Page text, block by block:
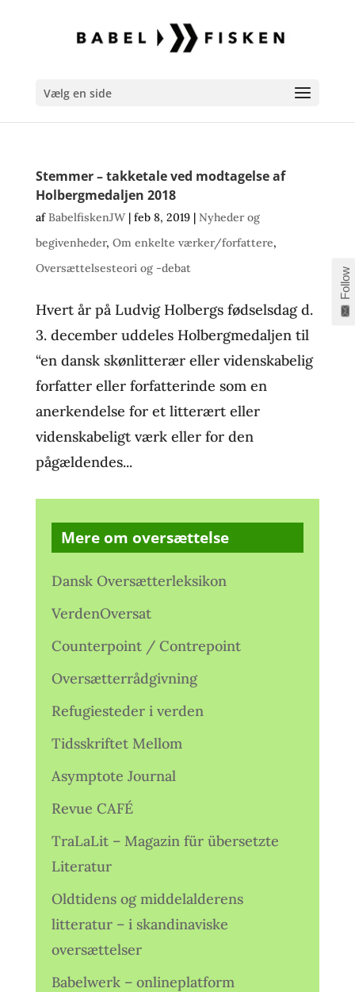
Vælg en side
Stemmer – takketale ved modtagelse af
Holbergmedaljen 2018
afBabelfiskenJW| feb 8, 2019| Nyheder og
begivenheder, Om enkelte værker/forfattere,
Oversættelsesteori og -debat
Hvert år på Ludvig Holbergs fødselsdag d.
3. december uddeles Holbergmedaljen til
“en dansk skønlitterær eller videnskabelig
forfatter eller forfatterinde som en
anerkendelse for et litterært eller
videnskabeligt værk eller for den
pågældendes...
Mere om oversættelse
Dansk Oversætterleksikon
VerdenOversat
Counterpoint / Contrepoint
Oversætterrådgivning
Refugiesteder i verden
Tidsskriftet Mellom
Asymptote Journal
Revue CAFÉ
TraLaLit – Magazin für übersetzte
Literatur
Oldtidens og middelalderens
litteratur – i skandinaviske
oversættelser
Babelwerk – onlineplatform
Follow